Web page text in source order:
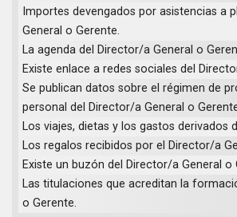
Importes devengados por asistencias a
General o Gerente.
La agenda del Director/a General o
Existe enlace a redes sociales del
Se publican datos sobre el régimen de
personal del Director/a General o
Los viajes, dietas y los gastos derivados
Los regalos recibidos por el Director/a
Existe un buzón del Director/a General o
Las titulaciones que acreditan la
o Gerente.